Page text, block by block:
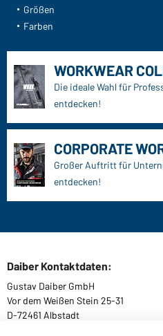
Größen
Farben
WORKWEAR
Die ideale Wahl für
entdecken!
CORPORATE
Großer Auftritt für
entdecken!
Daiber Kontaktdaten:
Gustav Daiber GmbH
Vor dem Weißen Stein 25-31
D-72461 Albstadt